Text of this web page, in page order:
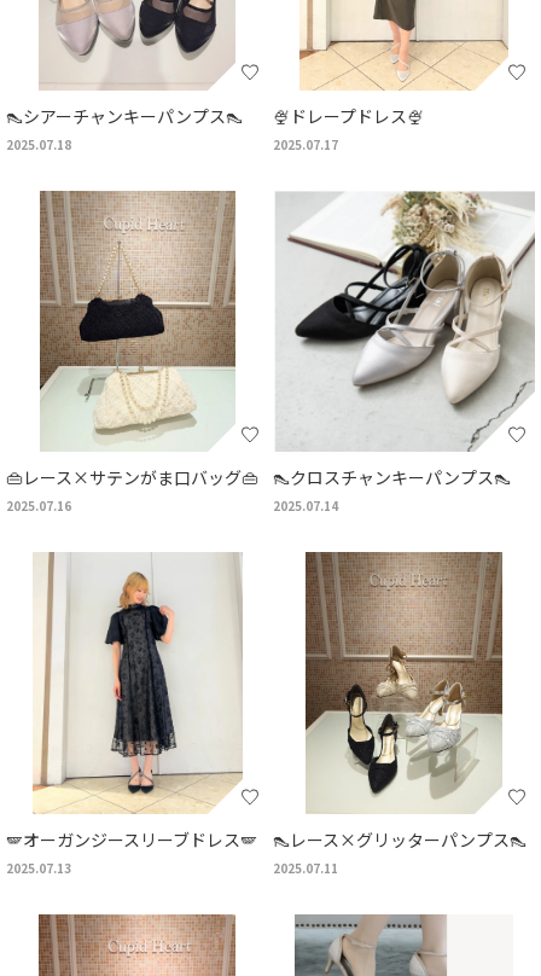
👠シアーチャンキーパンプス👠
2025.07.18
🍨ドレープドレス🍨
2025.07.17
👜レース×サテンがま口バッグ👜
2025.07.16
👠クロスチャンキーパンプス👠
2025.07.14
🪽オーガンジースリーブドレス🪽
2025.07.13
👠レース×グリッターパンプス👠
2025.07.11